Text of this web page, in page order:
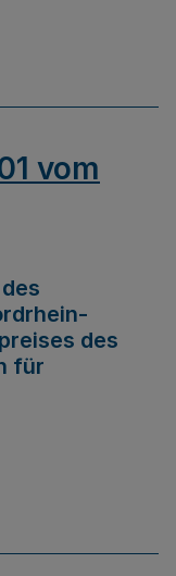
vom
des
für